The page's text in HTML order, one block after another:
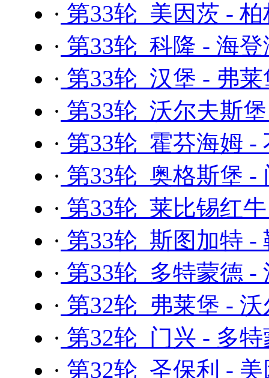
· 第33轮 美因茨 -
· 第33轮 科隆 - 海
· 第33轮 汉堡 - 弗
· 第33轮 沃尔夫斯
· 第33轮 霍芬海姆 -
· 第33轮 奥格斯堡 -
· 第33轮 莱比锡红
· 第33轮 斯图加特 -
· 第33轮 多特蒙德 -
· 第32轮 弗莱堡 -
· 第32轮 门兴 - 多
· 第32轮 圣保利 -